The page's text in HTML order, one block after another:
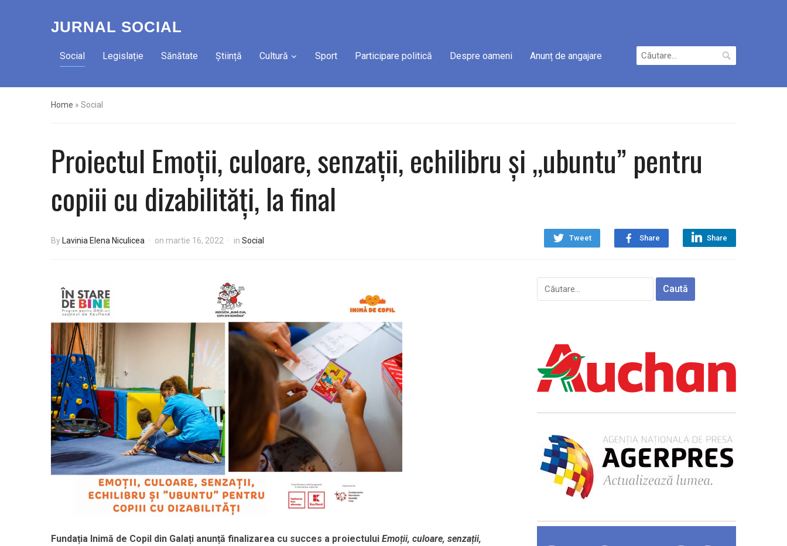
JURNAL SOCIAL
Social Legislație Sănătate Știință Cultură Sport Participare politică Despre oameni Anunț de angajare
Caută
după:
Home » Social
Proiectul Emoții, culoare, senzații, echilibru și „ubuntu” pentru
copiii cu dizabilități, la final
Tweet Share Share
By Lavinia Elena Niculicea on martie 16, 2022 in Social
Fundația Inimă de Copil din Galați anunță finalizarea cu succes a proiectului Emoții, culoare, senzații,
Caută
după: